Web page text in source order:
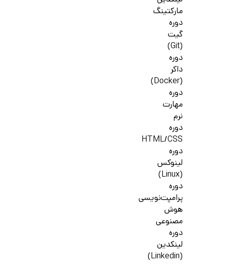
مارکتینگ
دوره
گیت
(Git)
دوره
داکر
(Docker)
دوره
مهارت
نرم
دوره
HTML/CSS
دوره
لینوکس
(Linux)
دوره
پرامپت‌نویسی
هوش
مصنوعی
دوره
لینکدین
(Linkedin)